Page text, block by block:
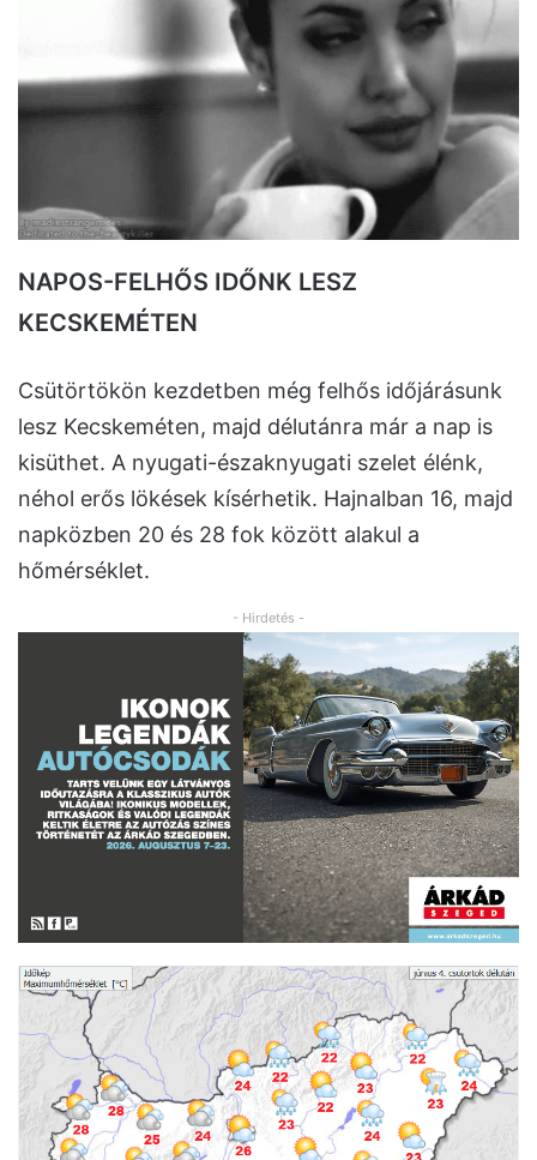
NAPOS-FELHŐS IDŐNK LESZ
KECSKEMÉTEN
Csütörtökön kezdetben még felhős időjárásunk
lesz Kecskeméten, majd délutánra már a nap is
kisüthet. A nyugati-északnyugati szelet élénk,
néhol erős lökések kísérhetik. Hajnalban 16, majd
napközben 20 és 28 fok között alakul a
hőmérséklet.
- Hirdetés -